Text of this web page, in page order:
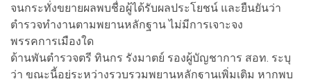
จนกระทั่งขยายผลพบชื่อผู้ได้รับผลประโยชน์ และยืนยันว่า
ตำรวจทำงานตามพยานหลักฐาน ไม่มีการเจาะจง
พรรคการเมืองใด
ด้านพันตำรวจตรี ทินกร รังมาตย์ รองผู้บัญชาการ สอท. ระบุ
ว่า ขณะนี้อยู่ระหว่างรวบรวมพยานหลักฐานเพิ่มเติม หากพบ